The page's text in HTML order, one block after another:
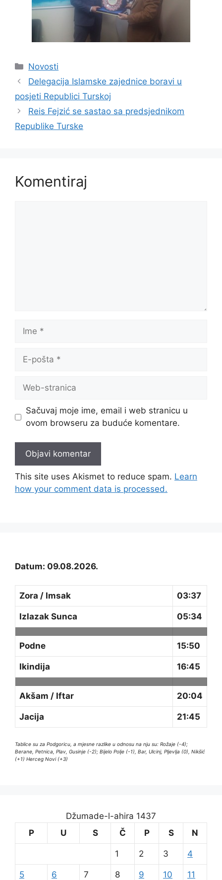
Kategorije
Novosti
Delegacija Islamske zajednice boravi u
posjeti Republici Turskoj
Reis Fejzić se sastao sa predsjednikom
Republike Turske
Komentiraj
Ime
pošta
Web-
Sačuvaj moje ime, email i web stranicu u
ovom browseru za buduće komentare.
This site uses Akismet to reduce spam. Learn
how your comment data is processed.
Datum: 09.08.2026.
Zora / Imsak 03:37
Izlazak Sunca 05:34
Podne 15:50
Ikindija 16:45
Akšam / Iftar 20:04
Jacija 21:45
Tablice su za Podgoricu, a mjesne razlike u odnosu na nju su: Rožaje (-4);
Berane, Petnica, Plav, Gusinje (-2); Bijelo Polje (-1), Bar, Ulcinj, Pljevlja (0), Nikšić
(+1) Herceg Novi (+3)
Džumade-l-ahira 1437
P
U S Č P S N
1 2 3 4
5 6 7 8 9 10 11